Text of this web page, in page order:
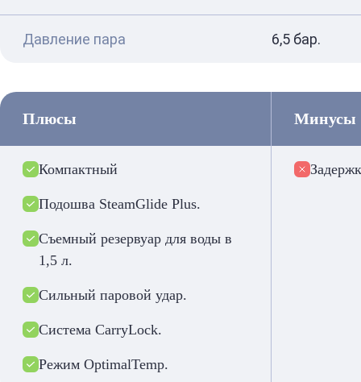
Давление пара 6,5 бар.
Плюсы
Компактный
Подошва SteamGlide Plus.
Съемный резервуар для воды в
1,5 л.
Сильный паровой удар.
Система CarryLock.
Режим OptimalTemp.
Минусы